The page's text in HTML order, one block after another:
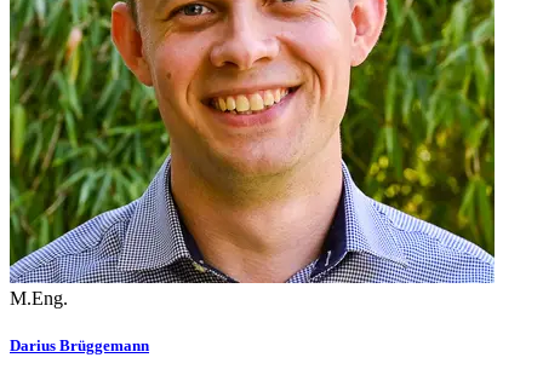
M.Eng.
Darius Brüggemann